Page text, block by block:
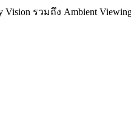
รวมถึง Ambient Viewing